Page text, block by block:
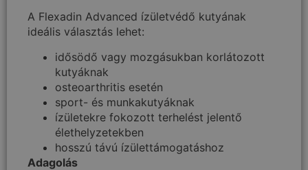
A Flexadin Advanced ízületvédő kutyának​
ideális választás lehet:
idősödő vagy mozgásukban korlátozott
kutyáknak
osteoarthritis esetén
sport- és munkakutyáknak
ízületekre fokozott terhelést jelentő
élethelyzetekben
hosszú távú ízülettámogatáshoz
Adagolás